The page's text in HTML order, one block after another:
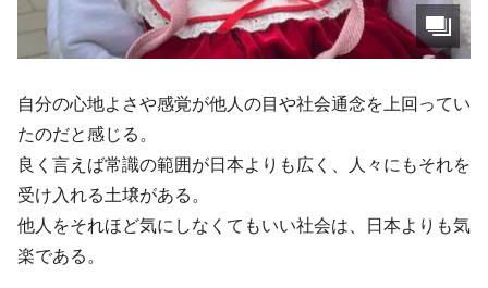
自分の心地よさや感覚が他人の目や社会通念を上回ってい
たのだと感じる。
良く言えば常識の範囲が日本よりも広く、人々にもそれを
受け入れる土壌がある。
他人をそれほど気にしなくてもいい社会は、日本よりも気
楽である。